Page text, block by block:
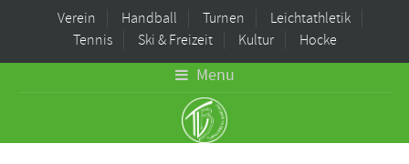
Verein Handball Turnen
Leichtathletik
Tennis
Ski & Freizeit Kultur Hocke
Menu